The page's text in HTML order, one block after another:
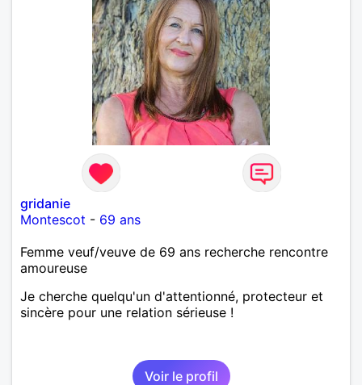
gridanie
Montescot - 69 ans
Femme veuf/veuve de 69 ans recherche rencontre
amoureuse
Je cherche quelqu'un d'attentionné, protecteur et
sincère pour une relation sérieuse !
Voir le profil